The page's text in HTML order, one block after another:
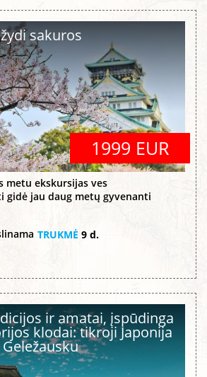
sakuros
1999 EUR
metu ekskursijas ves
gidė jau daug metų gyvenanti
TRUKMĖ 9 d.
ir amatai, įspūdinga
klodai: tikroji Japonija